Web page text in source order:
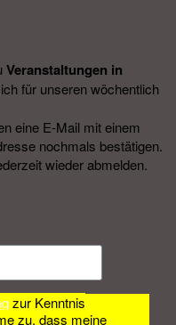
Veranstal­tungen in
für unseren wöchentlich
eine E-Mail mit einem
nochmals bestätigen.
wieder abmelden.​
zur Kenntnis
zu, dass meine